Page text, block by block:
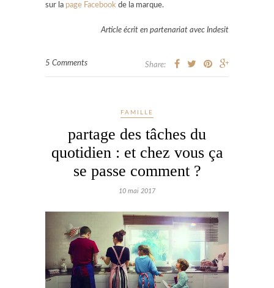
sur la page Facebook de la marque.
Article écrit en partenariat avec Indesit
5 Comments Share:
FAMILLE
partage des tâches du
quotidien : et chez vous ça
se passe comment ?
10 mai 2017